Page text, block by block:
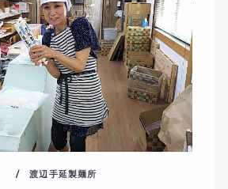
/ 渡辺手延製麺所